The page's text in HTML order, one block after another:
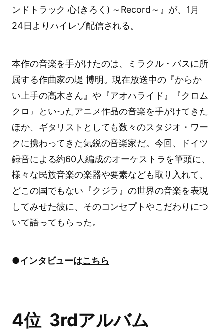
ンドトラック 心(きろく) ～Record～』が、1月
24日よりハイレゾ配信される。
本作の音楽を手がけたのは、ミラクル・バスに所
属する作曲家の堤 博明。現在放送中の『からか
い上手の高木さん』や『アオハライド』『クロム
クロ』といったアニメ作品の音楽を手がけてきた
ほか、ギタリストとしても数々のスタジオ・ワー
クに携わってきた気鋭の音楽家だ。今回、ドイツ
録音による約60人編成のオーケストラを筆頭に、
様々な民族音楽の楽器や要素なども取り入れて、
どこの国でもない『クジラ』の世界の音楽を表現
してみせた彼に、そのコンセプトやこだわりにつ
いて語ってもらった。
●インタビューはこちら
4位 3rdアルバム